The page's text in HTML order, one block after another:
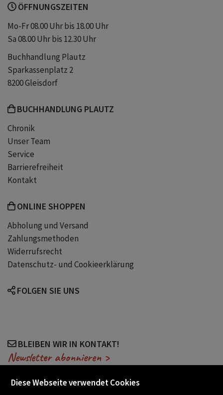
Mercatone del naviglio Grande
Mode und Design
Quadrilatero della Moda
Reiseführer Mailand
Reiseführer Mailand Kinder
Reiseführer Mailand mit Stadtplan
Teatro alla Scala
ÖFFNUNGSZEITEN
Mo-Fr 08.00 Uhr bis 18.00 Uhr
Sa 08.00 Uhr bis 12.30 Uhr
Buchhandlung Plautz
Sparkassenplatz 2
8200 Gleisdorf
BUCHHANDLUNG PLAUTZ
Chronik
Unser Team
Service
Barrierefreiheit
Kontakt
ONLINE SHOPPEN
Abholung und Versand
Zahlungsmethoden
Widerrufsrecht
Datenschutz- und Cookieerklärung
FOLGEN SIE UNS
BLEIBEN WIR IN KONTAKT!
Newsletter abonnieren >
Diese Webseite verwendet Cookies